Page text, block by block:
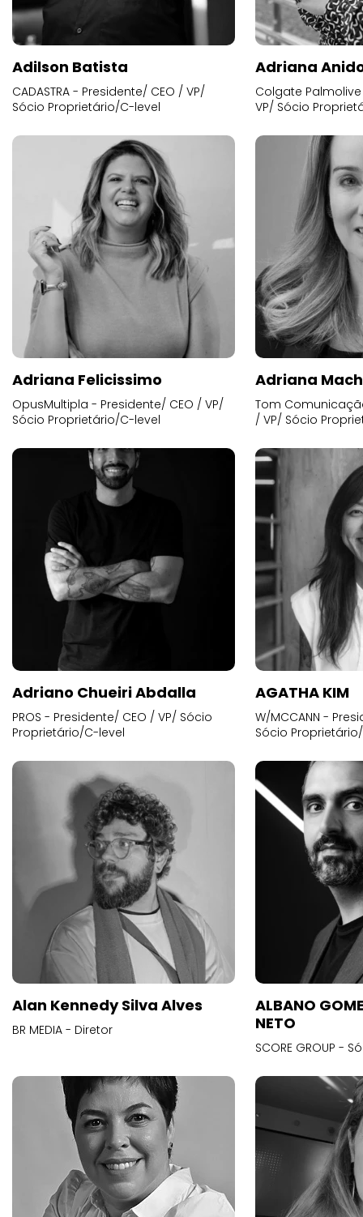
Adilson Batista
CADASTRA - Presidente/ CEO / VP/
Sócio Proprietário/C-level
Adriana
Colgate
VP/ Sócio
Adriana Felicissimo
OpusMultipla - Presidente/ CEO / VP/
Sócio Proprietário/C-level
Adriana
Tom
/ VP/ Sócio
Adriano Chueiri Abdalla
PROS - Presidente/ CEO / VP/ Sócio
Proprietário/C-level
AGATHA KIM
W/MCCANN -
Sócio
Alan Kennedy Silva Alves
BR MEDIA - Diretor
ALBANO
NETO
SCORE GROUP -